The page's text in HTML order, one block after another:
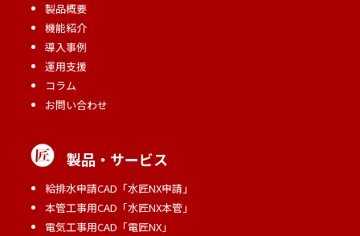
製品概要
機能紹介
導入事例
運用支援
コラム
お問い合わせ
製品・サービス
給排水申請CAD「水匠NX申請」
本管工事用CAD「水匠NX本管」
電気工事用CAD「電匠NX」